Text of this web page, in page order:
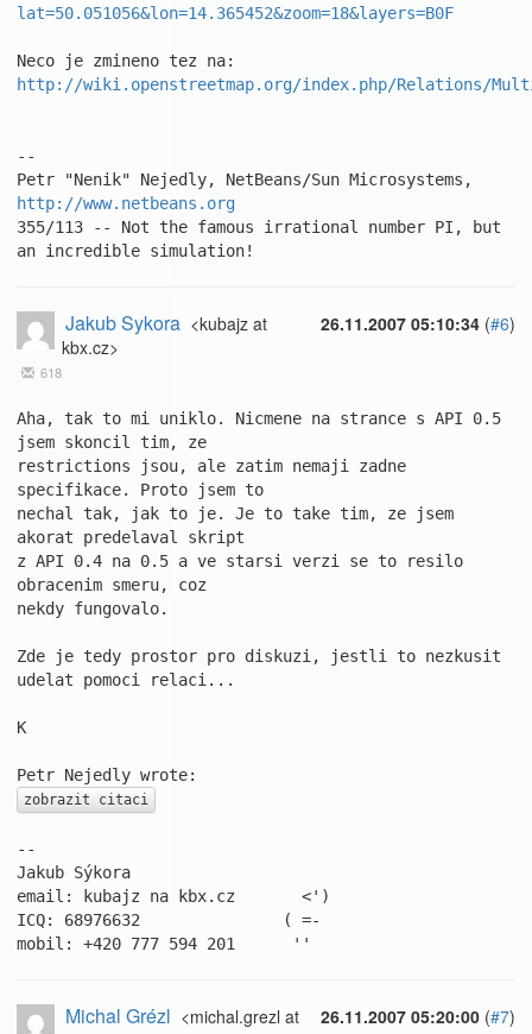
lat=50.051056&lon=14.365452&zoom=18&layers=B0F
http://wiki.openstreetmap.org/index.php/Relations/
--
http://www.netbeans.org
355/113 -- Not the famous irrational number PI, but
an incredible simulation!
26.11.2007 05:10:34 (#6)
Jakub Sykora <kubajz at
kbx.cz>
618
Aha, tak to mi uniklo. Nicmene na strance s API 0.5
jsem skoncil tim, ze
restrictions jsou, ale zatim nemaji zadne
specifikace. Proto jsem to
nechal tak, jak to je. Je to take tim, ze jsem
akorat predelaval skript
z API 0.4 na 0.5 a ve starsi verzi se to resilo
obracenim smeru, coz
nekdy fungovalo.
Zde je tedy prostor pro diskuzi, jestli to nezkusit
udelat pomoci relaci...
K
zobrazit citaci
--
Jakub Sýkora
email: kubajz na kbx.cz       <')
ICQ: 68976632               ( =-
mobil: +420 777 594 201      ''
26.11.2007 05:20:00 (#7)
Michal Grézl <michal.grezl at